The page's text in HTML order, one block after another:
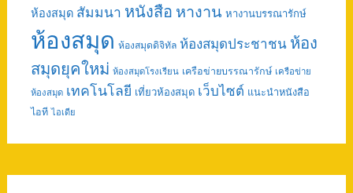
ห้องสมุด สัมมนา หนังสือ หางาน หางานบรรณารักษ์
ห้องสมุด ห้องสมุดดิจิทัล ห้องสมุดประชาชน ห้อง
สมุดยุคใหม่ ห้องสมุดโรงเรียน เครือข่ายบรรณารักษ์ เครือข่าย
ห้องสมุด เทคโนโลยี เที่ยวห้องสมุด เว็บไซต์ แนะนำหนังสือ
ไอที ไอเดีย